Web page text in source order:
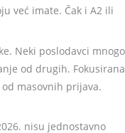
već imate. Čak i A2 ili
Neki poslodavci mnogo
od drugih. Fokusirana
masovnih prijava.
nisu jednostavno